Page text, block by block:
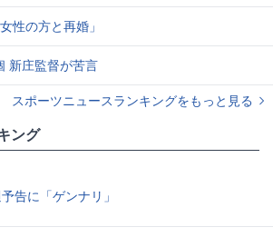
性の方と再婚」
新庄監督が苦言
スポーツニュースランキングをもっと見る
ング
告に「ゲンナリ」